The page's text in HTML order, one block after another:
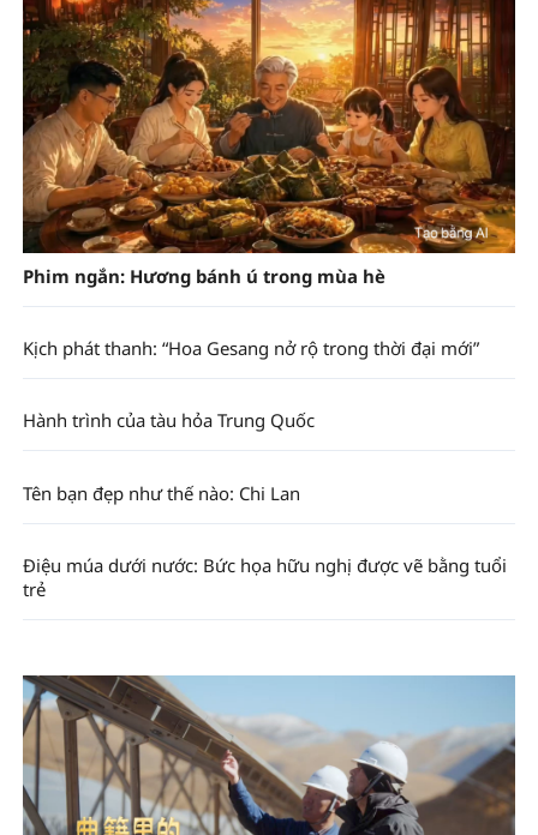
Phim ngắn: Hương bánh ú trong mùa hè
Kịch phát thanh: “Hoa Gesang nở rộ trong thời đại mới”
Hành trình của tàu hỏa Trung Quốc
Tên bạn đẹp như thế nào: Chi Lan
Điệu múa dưới nước: Bức họa hữu nghị được vẽ bằng tuổi
trẻ